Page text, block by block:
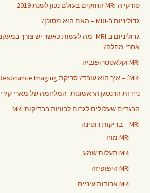
סורקי ה-MRI החזקים בעולם נכון לשנת 2019
גדוליניום ב-MRI – האם הוא מסוכן?
אחרי מחלה?
MRI וקלאסטרופוביה
fMRI – איך הוא עובד? סריקת Functional Magnetic Resonance Imaging
ניידות הרנטגן הראשונות- המלחמה של מארי קירי
הבגדים שעלולים לגרום לכוויות בבדיקות MRI
MRI – בדיקות רוטינה
MRI מוח
MRI תעלות שמע
MRI היפופיזה
MRI ארובות עיניים